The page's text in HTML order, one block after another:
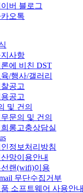
버 블로그
오톡
사항
에 비친 DST
육/행사/갤러리
공고
공고
및 건의
문의 및 건의
롱고충상담실
정보처리방침
망이용안내
선랜(wifi)이용
무단수집거부
소프트웨어 사용안내